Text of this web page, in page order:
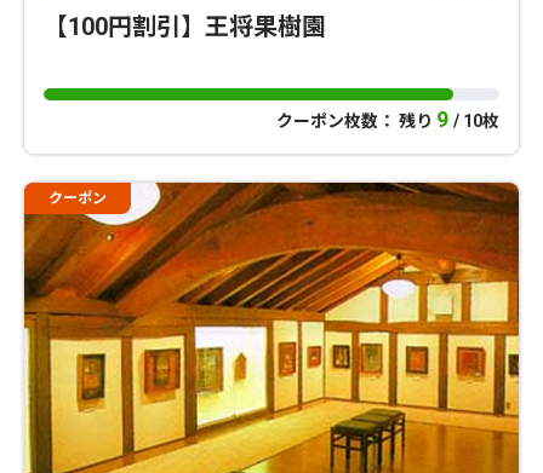
【100円割引】王将果樹園
クーポン枚数： 残り 9 / 10枚
クーポン